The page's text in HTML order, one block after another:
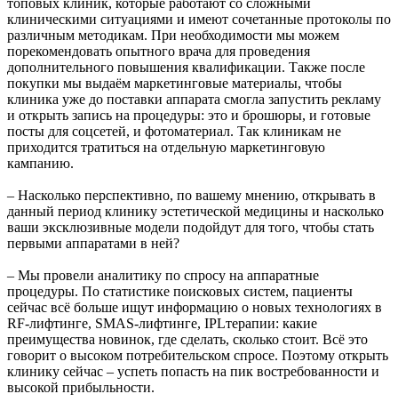
клиническими ситуациями и имеют сочетанные протоколы по
различным методикам. При необходимости мы можем
порекомендовать опытного врача для проведения
дополнительного повышения квалификации. Также после
покупки мы выдаём маркетинговые материалы, чтобы
клиника уже до поставки аппарата смогла запустить рекламу
и открыть запись на процедуры: это и брошюры, и готовые
посты для соцсетей, и фотоматериал. Так клиникам не
приходится тратиться на отдельную маркетинговую
кампанию.
– Насколько перспективно, по вашему мнению, открывать в
данный период клинику эстетической медицины и насколько
ваши эксклюзивные модели подойдут для того, чтобы стать
первыми аппаратами в ней?
– Мы провели аналитику по спросу на аппаратные
процедуры. По статистике поисковых систем, пациенты
сейчас всё больше ищут информацию о новых технологиях в
RF-лифтинге, SMAS-лифтинге, IPLтерапии: какие
преимущества новинок, где сделать, сколько стоит. Всё это
говорит о высоком потребительском спросе. Поэтому открыть
клинику сейчас – успеть попасть на пик востребованности и
высокой прибыльности.